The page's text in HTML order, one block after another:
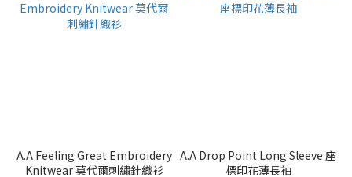
A.A Feeling Great Embroidery
Knitwear 莫代爾刺繡針織衫
A.A Drop Point Long Sleeve 座
標印花薄長袖